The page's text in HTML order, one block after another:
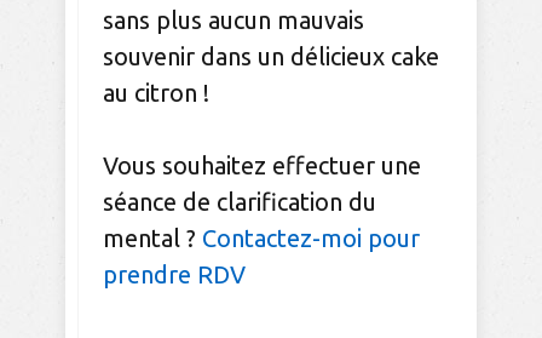
sans plus aucun mauvais
souvenir dans un délicieux cake
au citron !
Vous souhaitez effectuer une
séance de clarification du
mental ? Contactez-moi pour
prendre RDV